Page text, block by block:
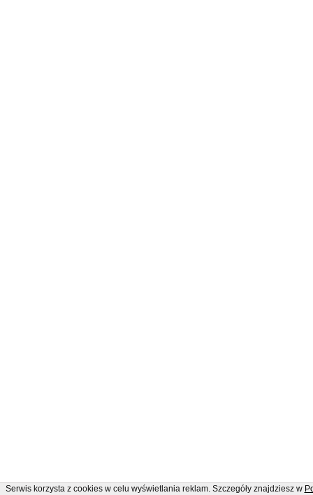
Serwis korzysta z cookies w celu wyświetlania reklam. Szczegóły znajdziesz w